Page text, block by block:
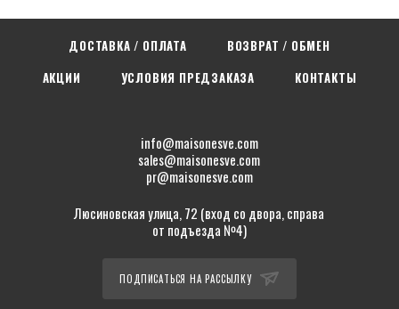
ДОСТАВКА / ОПЛАТА
ВОЗВРАТ / ОБМЕН
АКЦИИ
УСЛОВИЯ ПРЕДЗАКАЗА КОНТАКТЫ
info@maisonesve.com
sales@maisonesve.com
pr@maisonesve.com
Люсиновская улица, 72 (вход со двора, справа
от подъезда №4)
ПОДПИСАТЬСЯ НА РАССЫЛКУ